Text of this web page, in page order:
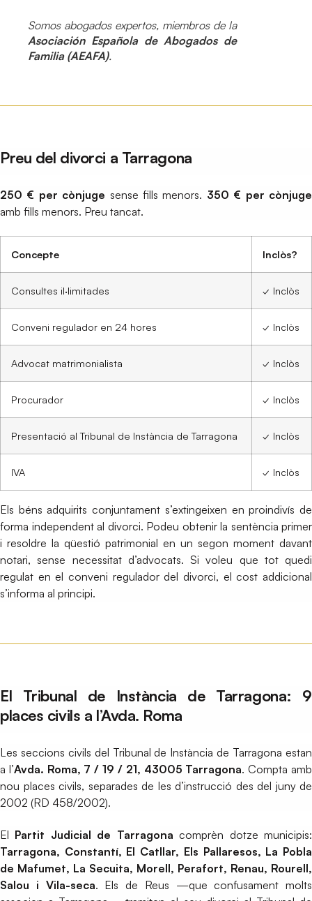
Somos abogados expertos, miembros de la
Asociación Española de Abogados de
Familia (AEAFA).
Preu del divorci a Tarragona
250 € per cònjuge sense fills menors. 350 € per cònjuge
amb fills menors. Preu tancat.
Concepte Inclòs?
Consultes il·limitades ✓ Inclòs
Conveni regulador en 24 hores ✓ Inclòs
Advocat matrimonialista ✓ Inclòs
Procurador ✓ Inclòs
Presentació al Tribunal de Instància de Tarragona ✓ Inclòs
IVA ✓ Inclòs
Els béns adquirits conjuntament s’extingeixen en proindivís de
forma independent al divorci. Podeu obtenir la sentència primer
i resoldre la qüestió patrimonial en un segon moment davant
notari, sense necessitat d’advocats. Si voleu que tot quedi
regulat en el conveni regulador del divorci, el cost addicional
s’informa al principi.
El Tribunal de Instància de Tarragona: 9
places civils a l’Avda. Roma
Les seccions civils del Tribunal de Instància de Tarragona estan
a l’Avda. Roma, 7 / 19 / 21, 43005 Tarragona. Compta amb
nou places civils, separades de les d’instrucció des del juny de
2002 (RD 458/2002).
El Partit Judicial de Tarragona comprèn dotze municipis:
Tarragona, Constantí, El Catllar, Els Pallaresos, La Pobla
de Mafumet, La Secuita, Morell, Perafort, Renau, Rourell,
Salou i Vila-seca. Els de Reus —que confusament molts